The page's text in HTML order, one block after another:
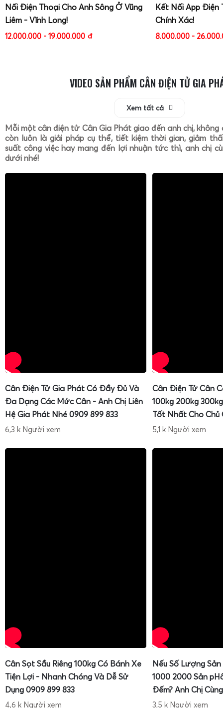
Nối Điện Thoại Cho Anh Sông Ở Vũng
Liêm - Vĩnh Long!
12.000.000 - 19.000.000 đ
Kết Nối App Điện
Chính Xác!
8.000.000 -
VIDEO SẢN PHẨM CÂN ĐIỆN TỬ GIA
Xem tất cả
Mỗi một cân điện tử Cân Gia Phát giao đến anh chị, không
còn luôn là giải pháp cụ thể, tiết kiệm thời gian, giảm
suất công việc hay mang đến lợi nhuận tức thì, anh chị
dưới nhé!
Cân Điện Tử Gia Phát Có Đầy Đủ Và
Đa Dạng Các Mức Cân - Anh Chị Liên
Hệ Gia Phát Nhé 0909 899 833
6,3 k Người xem
Cân Điện Tử Cân
100kg 200kg
Tốt Nhất Cho Chủ
5,1 k Người xem
Cân Sọt Sầu Riêng 100kg Có Bánh Xe
Tiện Lợi - Nhanh Chóng Và Dễ Sử
Dụng 0909 899 833
4,6 k Người xem
Nếu Số Lượng
1000 2000 Sản
Đếm? Anh Chị
3,5 k Người xem